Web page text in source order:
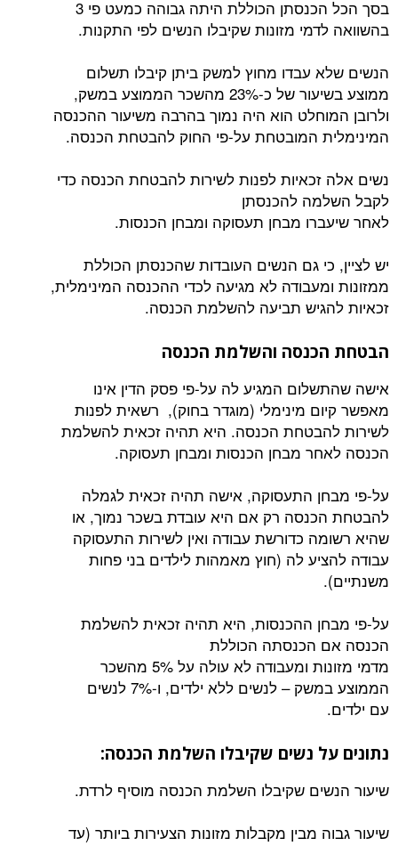
בסך הכל הכנסתן הכוללת היתה גבוהה כמעט פי 3
מזונות שקיבלו הנשים לפי התקנות.
עבדו מחוץ למשק ביתן קיבלו תשלום
ממוצע בשיעור של כ-23% מהשכר הממוצע במשק,
הוא היה נמוך בהרבה משיעור ההכנסה
המובטחת על-פי החוק להבטחת הכנסה.
לפנות לשירות להבטחת הכנסה כדי
להכנסתן
מבחן תעסוקה ומבחן הכנסות.
גם הנשים העובדות שהכנסתן הכוללת
לא מגיעה לכדי ההכנסה המינימלית,
תביעה להשלמת הכנסה.
והשלמת הכנסה
המגיע לה על-פי פסק הדין אינו
מינימלי (מוגדר בחוק), רשאית לפנות
הכנסה. היא תהיה זכאית להשלמת
מבחן הכנסות ומבחן תעסוקה.
התעסוקה, אישה תהיה זכאית לגמלה
רק אם היא עובדת בשכר נמוך, או
כדורשת עבודה ואין לשירות התעסוקה
לה (חוץ מאמהות לילדים בני פחות
ההכנסות, היא תהיה זכאית להשלמת
הכנסתה הכוללת
מדמי מזונות ומעבודה לא עולה על 5% מהשכר
הממוצע במשק – לנשים ללא ילדים, ו-7% לנשים
נשים שקיבלו השלמת הכנסה:
שקיבלו השלמת הכנסה מוסיף לרדת.
מבין מקבלות מזונות הצעירות ביותר (עד